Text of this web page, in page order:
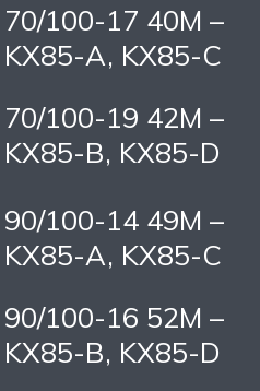
70/100-17 40M –
KX85-A, KX85-C
70/100-19 42M –
KX85-B, KX85-D
90/100-14 49M –
KX85-A, KX85-C
90/100-16 52M –
KX85-B, KX85-D